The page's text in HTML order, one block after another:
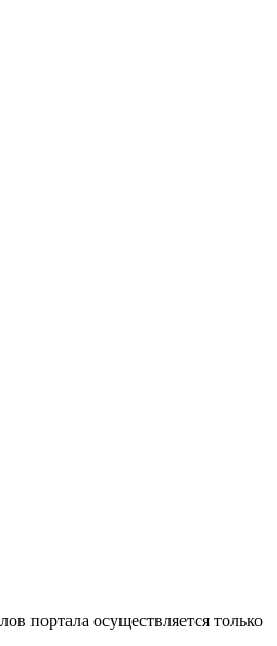
портала осуществляется только